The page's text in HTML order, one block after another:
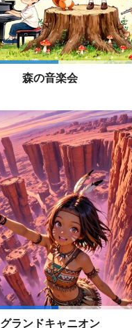
森の音楽会
グランドキャニオン